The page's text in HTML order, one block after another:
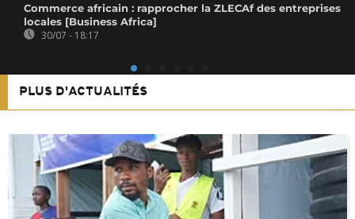
Commerce africain : rapprocher la ZLECAf des entreprises
locales [Business Africa]
30/07 - 18:17
PLUS D'ACTUALITÉS